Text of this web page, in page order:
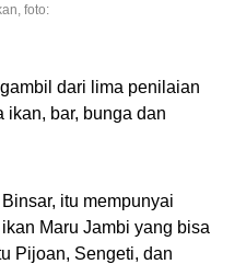
foto:
dari lima penilaian
ikan, bar, bunga dan
itu mempunyai
Maru Jambi yang bisa
Pijoan, Sengeti, dan